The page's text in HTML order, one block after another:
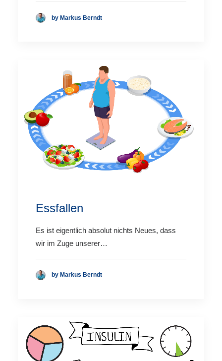
by Markus Berndt
Essfallen
Es ist eigentlich absolut nichts Neues, dass
wir im Zuge unserer…
by Markus Berndt